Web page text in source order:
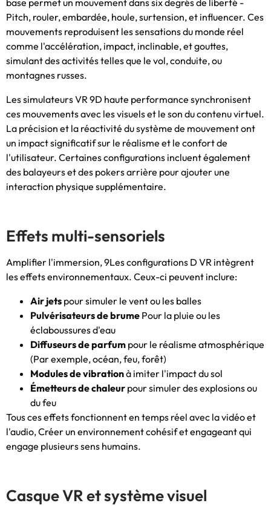
base permet un mouvement dans six degrés de liberté -
Pitch, rouler, embardée, houle, surtension, et influencer. Ces
mouvements reproduisent les sensations du monde réel
comme l'accélération, impact, inclinable, et gouttes,
simulant des activités telles que le vol, conduite, ou
montagnes russes.
Les simulateurs VR 9D haute performance synchronisent
ces mouvements avec les visuels et le son du contenu virtuel.
La précision et la réactivité du système de mouvement ont
un impact significatif sur le réalisme et le confort de
l'utilisateur. Certaines configurations incluent également
des balayeurs et des pokers arrière pour ajouter une
interaction physique supplémentaire.
Effets multi-sensoriels
Amplifier l'immersion, 9Les configurations D VR intègrent
les effets environnementaux. Ceux-ci peuvent inclure:
Air jets pour simuler le vent ou les balles
Pulvérisateurs de brume Pour la pluie ou les
éclaboussures d'eau
Diffuseurs de parfum pour le réalisme atmosphérique
(Par exemple, océan, feu, forêt)
Modules de vibrationà imiter l'impact du sol
Émetteurs de chaleur pour simuler des explosions ou
du feu
Tous ces effets fonctionnent en temps réel avec la vidéo et
l'audio, Créer un environnement cohésif et engageant qui
engage plusieurs sens humains.
Casque VR et système visuel